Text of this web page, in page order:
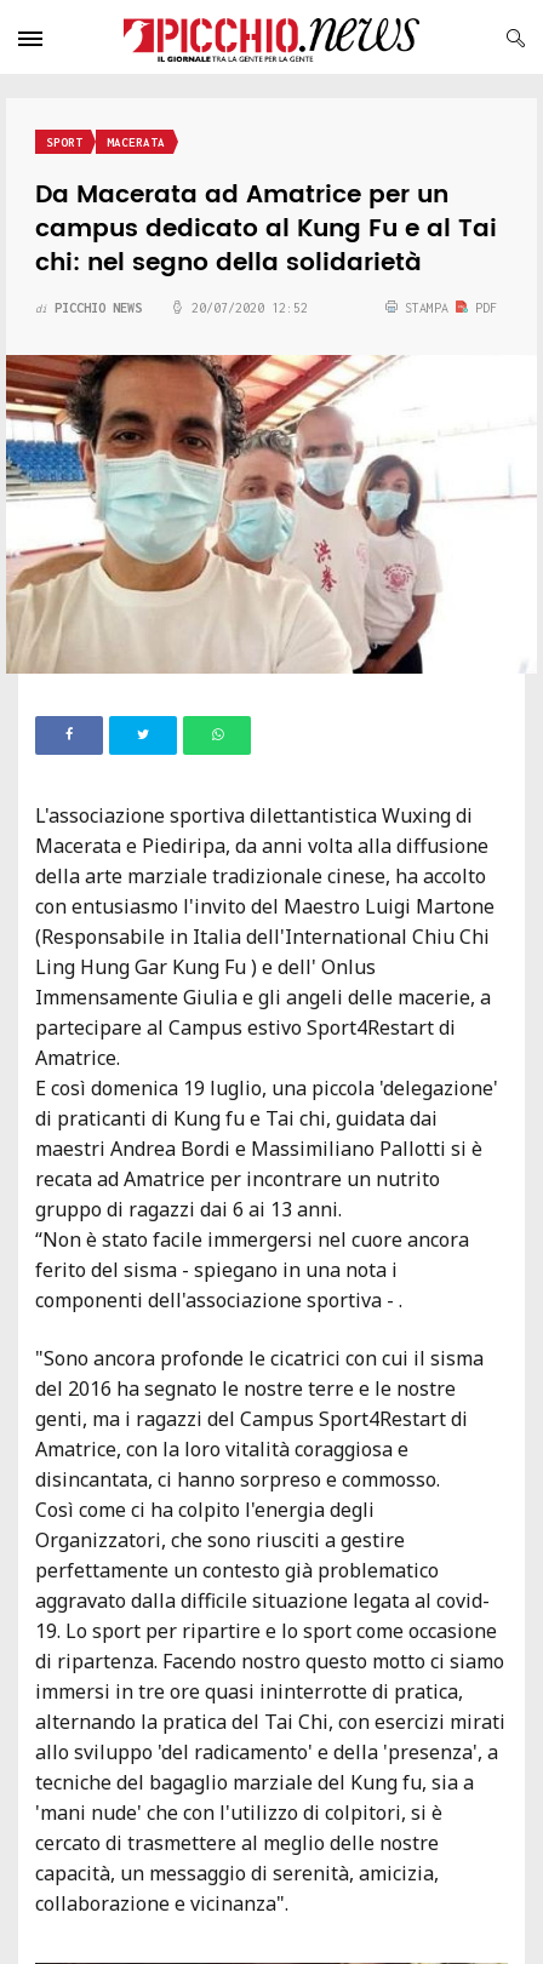
SPORT MACERATA
Da Macerata ad Amatrice per un
campus dedicato al Kung Fu e al Tai
chi: nel segno della solidarietà
di PICCHIO NEWS 20/07/2020 12:52 STAMPA PDF
L'associazione sportiva dilettantistica Wuxing di
Macerata e Piediripa, da anni volta alla diffusione
della arte marziale tradizionale cinese, ha accolto
con entusiasmo l'invito del Maestro Luigi Martone
(Responsabile in Italia dell'International Chiu Chi
Ling Hung Gar Kung Fu ) e dell' Onlus
Immensamente Giulia e gli angeli delle macerie, a
partecipare al Campus estivo Sport4Restart di
Amatrice.
E così domenica 19 luglio, una piccola 'delegazione'
di praticanti di Kung fu e Tai chi, guidata dai
maestri Andrea Bordi e Massimiliano Pallotti si è
recata ad Amatrice per incontrare un nutrito
gruppo di ragazzi dai 6 ai 13 anni.
“Non è stato facile immergersi nel cuore ancora
ferito del sisma - spiegano in una nota i
componenti dell'associazione sportiva - .
"Sono ancora profonde le cicatrici con cui il sisma
del 2016 ha segnato le nostre terre e le nostre
genti, ma i ragazzi del Campus Sport4Restart di
Amatrice, con la loro vitalità coraggiosa e
disincantata, ci hanno sorpreso e commosso.
Così come ci ha colpito l'energia degli
Organizzatori, che sono riusciti a gestire
perfettamente un contesto già problematico
aggravato dalla difficile situazione legata al covid-
19. Lo sport per ripartire e lo sport come occasione
di ripartenza. Facendo nostro questo motto ci siamo
immersi in tre ore quasi ininterrotte di pratica,
alternando la pratica del Tai Chi, con esercizi mirati
allo sviluppo 'del radicamento' e della 'presenza', a
tecniche del bagaglio marziale del Kung fu, sia a
'mani nude' che con l'utilizzo di colpitori, si è
cercato di trasmettere al meglio delle nostre
capacità, un messaggio di serenità, amicizia,
collaborazione e vicinanza".